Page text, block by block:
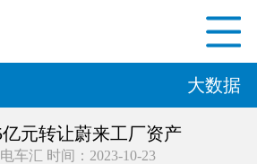
大数据
元转让蔚来工厂资产
车汇 时间：2023-10-23